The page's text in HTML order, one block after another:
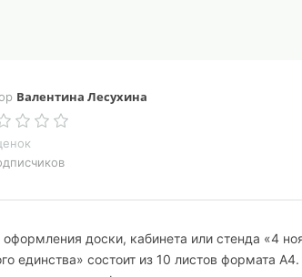
Валентина Лесухина
доски, кабинета или стенда «4
единства» состоит из 10 листов формата